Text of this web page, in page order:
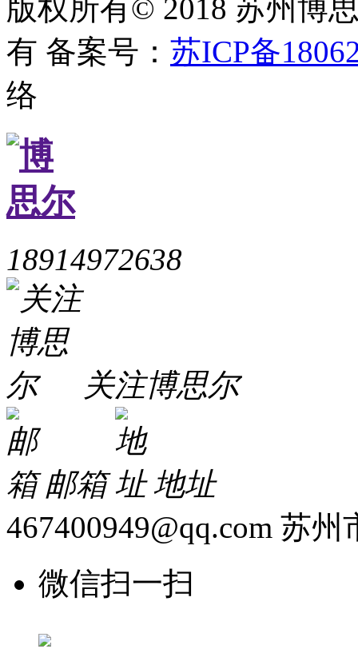
版权所有© 2018 苏州博
有 备案号： 苏ICP备
络
18914972638
关注博思尔
邮箱
地址
467400949@qq.com 苏州
微信扫一扫